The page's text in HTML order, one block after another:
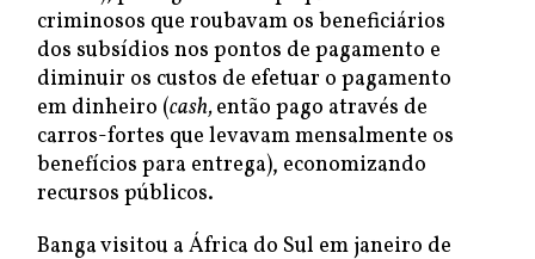
criminosos que roubavam os beneficiários
dos subsídios nos pontos de pagamento e
diminuir os custos de efetuar o pagamento
em dinheiro (cash,então pago através de
carros-fortes que levavam mensalmente os
benefícios para entrega), economizando
recursos públicos.
Banga visitou a África do Sul em janeiro de